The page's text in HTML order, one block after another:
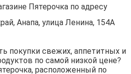
Пятерочка по адресу
Анапа, улица Ленина, 154А
покупки свежих, аппетитных и
по самой низкой цене?
расположенный по